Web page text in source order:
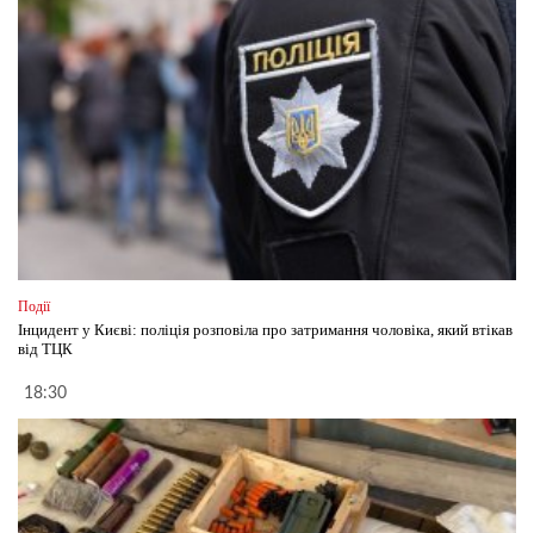
Події
Інцидент у Києві: поліція розповіла про затримання чоловіка, який втікав
від ТЦК
18:30